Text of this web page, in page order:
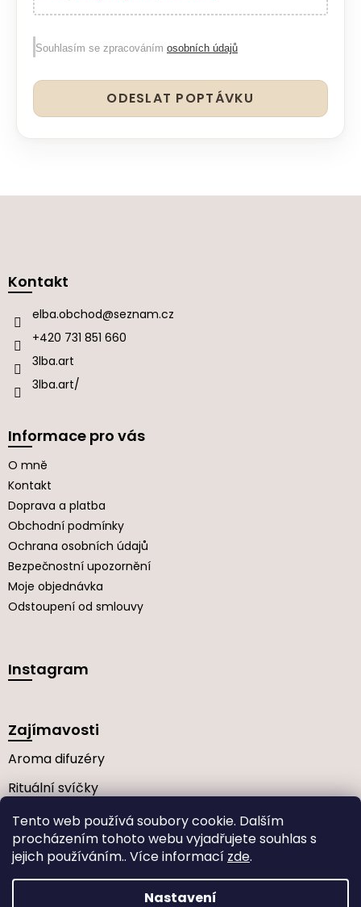
Tento web používá soubory cookie. Dalším
procházením tohoto webu vyjadřujete souhlas s
jejich používáním.. Více informací zde.
Nastavení
Souhlasím se zpracováním osobních údajů
ODESLAT POPTÁVKU
aKontakt
elba.obchod@seznam.cz
+420 731 851 660
3lba.art
3lba.art/
Informace pro vás
O mně
Kontakt
Doprava a platba
Obchodní podmínky
Ochrana osobních údajů
Bezpečnostní upozornění
Moje objednávka
Odstoupení od smlouvy
Instagram
Zajímavosti
Aroma difuzéry
Rituální svíčky
Často kladené dotazy